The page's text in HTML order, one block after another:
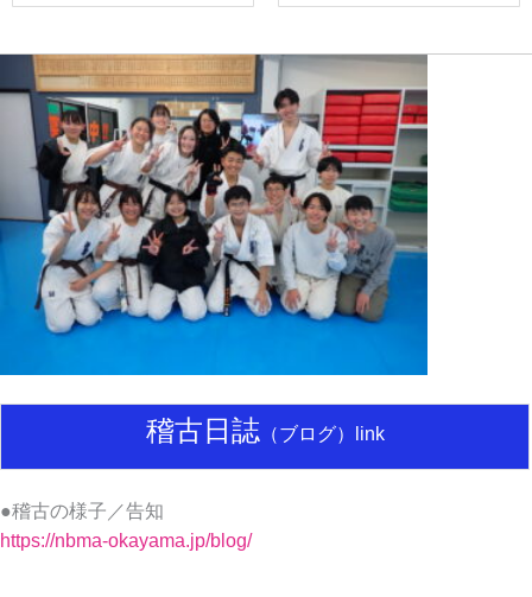
稽古日誌（ブログ）link
●稽古の様子／告知
https://nbma-okayama.jp/blog/